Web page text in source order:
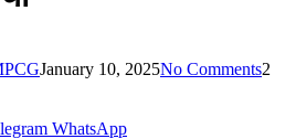
January 10, 2025No Comments2
WhatsApp